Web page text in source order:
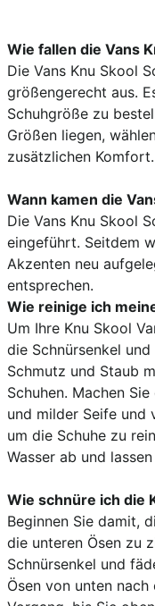
Wie fallen die Vans
Die Vans Knu Skool
größengerecht aus.
Schuhgröße zu
Größen liegen,
zusätzlichen Komfort.
Wann kamen die
Die Vans Knu Skool
eingeführt. Seitdem
Akzenten neu
entsprechen.
Wie reinige ich
Um Ihre Knu Skool
die Schnürsenkel
Schmutz und Staub
Schuhen. Machen
und milder Seife und
um die Schuhe zu
Wasser ab und
Wie schnüre ich die
Beginnen Sie damit,
die unteren Ösen zu
Schnürsenkel und
Ösen von unten